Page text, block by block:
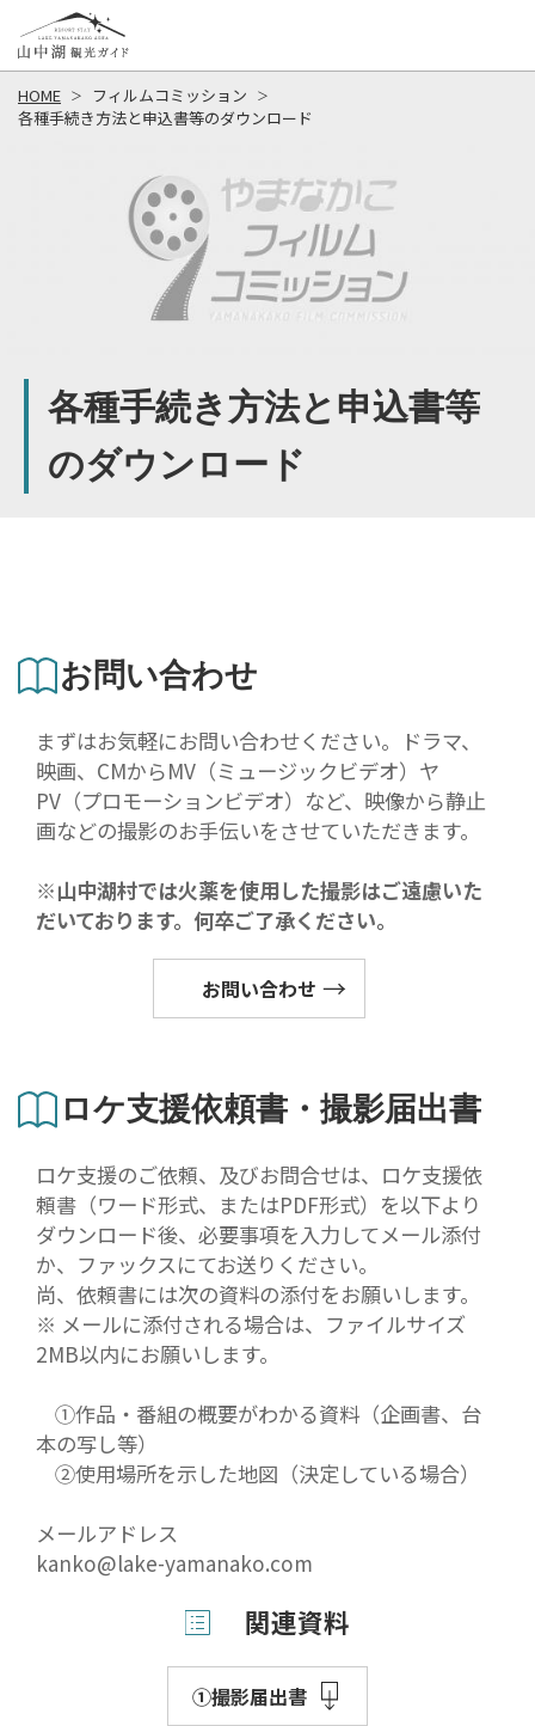
HOME
フィルムコミッション
各種手続き方法と申込書等のダウンロード
各種手続き方法と申込書等
のダウンロード
お問い合わせ
まずはお気軽にお問い合わせください。ドラマ、
映画、CMからMV（ミュージックビデオ）ヤ
PV（プロモーションビデオ）など、映像から静止
画などの撮影のお手伝いをさせていただきます。
※山中湖村では火薬を使用した撮影はご遠慮いた
だいております。何卒ご了承ください。
お問い合わせ
ロケ支援依頼書・撮影届出書
ロケ支援のご依頼、及びお問合せは、ロケ支援依
頼書（ワード形式、またはPDF形式）を以下より
ダウンロード後、必要事項を入力してメール添付
か、ファックスにてお送りください。
尚、依頼書には次の資料の添付をお願いします。
※ メールに添付される場合は、ファイルサイズ
2MB以内にお願いします。
①作品・番組の概要がわかる資料（企画書、台
本の写し等）
②使用場所を示した地図（決定している場合）
メールアドレス
kanko@lake-yamanako.com
関連資料
①撮影届出書